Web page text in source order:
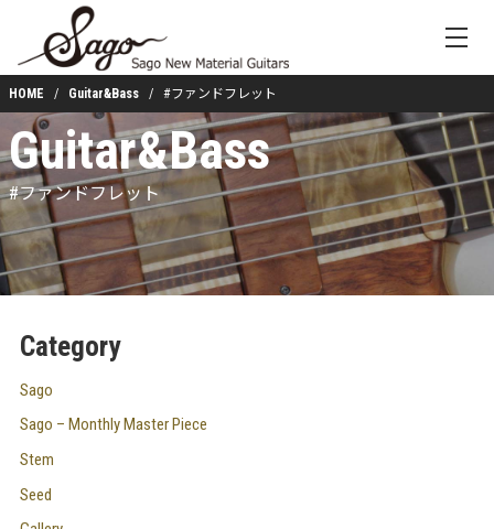
HOME Guitar&Bass #ファンドフレット
Guitar&Bass
#ファンドフレット
Category
Sago
Sago – Monthly Master Piece
Stem
Seed